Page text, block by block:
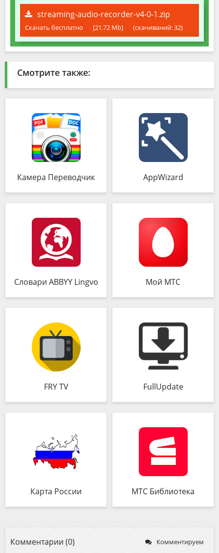
streaming-audio-recorder-v4-0-1.zip
Скачать бесплатно [21.72 Mb] (cкачиваний: 32)
Смотрите также:
Камера Переводчик AppWizard
Словари ABBYY Lingvo Мой МТС
FRY TV FullUpdate
Карта России МТС Библиотека
Комментарии (0) Комментируем